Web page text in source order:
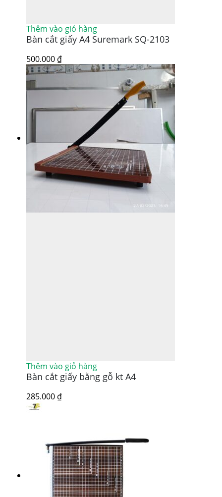
Thêm vào giỏ hàng
Bàn cắt giấy A4 Suremark SQ-2103
500.000 ₫
Thêm vào giỏ hàng
Bàn cắt giấy bằng gỗ kt A4
285.000 ₫